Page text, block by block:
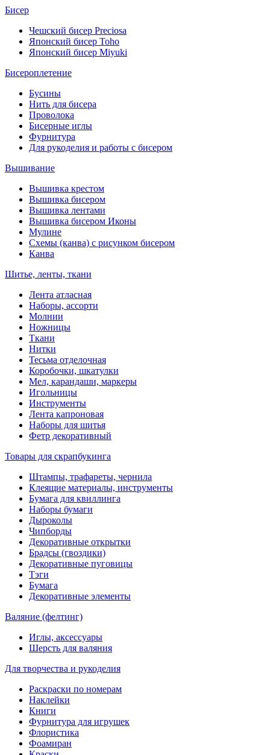
Бисер
Чешский бисер Preciosa
Японский бисер Toho
Японский бисер Miyuki
Бисероплетение
Бусины
Нить для бисера
Проволока
Бисерные иглы
Фурнитура
Для рукоделия и работы с бисером
Вышивание
Вышивка крестом
Вышивка бисером
Вышивка лентами
Вышивка бисером Иконы
Мулине
Схемы (канва) с рисунком бисером
Канва
Шитье, ленты, ткани
Лента атласная
Наборы, ассорти
Молнии
Ножницы
Ткани
Нитки
Тесьма отделочная
Коробочки, шкатулки
Мел, карандаши, маркеры
Игольницы
Инструменты
Лента капроновая
Наборы для шитья
Фетр декоративный
Товары для скрапбукинга
Штампы, трафареты, чернила
Клеящие материалы, инструменты
Бумага для квиллинга
Наборы бумаги
Дыроколы
Чипборды
Декоративные открытки
Брадсы (гвоздики)
Декоративные пуговицы
Тэги
Бумага
Декоративные элементы
Валяние (фелтинг)
Иглы, аксессуары
Шерсть для валяния
Для творчества и рукоделия
Раскраски по номерам
Наклейки
Книги
Фурнитура для игрушек
Флористика
Фоамиран